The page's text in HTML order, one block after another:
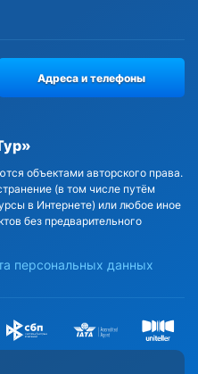
объектами авторского права.
(в том числе путём
в Интернете) или любое иное
без предварительного
персональных данных
Адреса и телефоны